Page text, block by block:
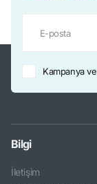
Kampanya
Bilgi
İletişim